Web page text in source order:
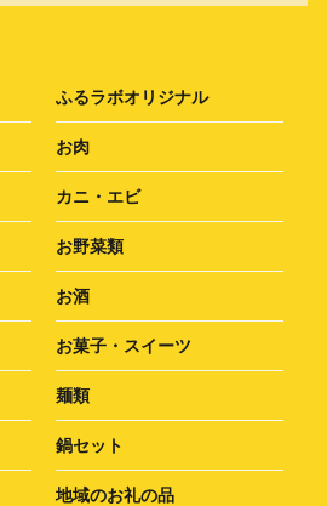
ふるラボオリジナル
お肉
カニ・エビ
お野菜類
お酒
お菓子・スイーツ
麺類
鍋セット
地域のお礼の品